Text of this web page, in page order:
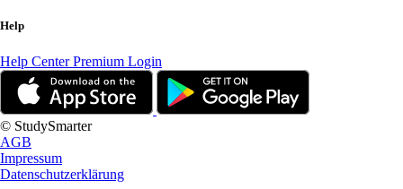
Help
Help CenterPremium Login
© StudySmarter
AGB
Impressum
Datenschutzerklärung